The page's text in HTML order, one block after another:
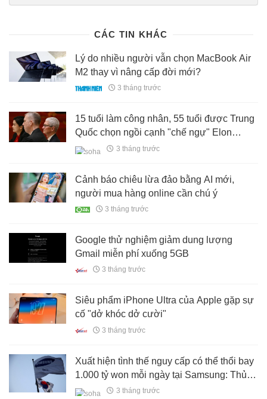
CÁC TIN KHÁC
Lý do nhiều người vẫn chọn MacBook Air
M2 thay vì nâng cấp đời mới?
3 tháng trước
15 tuổi làm công nhân, 55 tuổi được Trung
Quốc chọn ngồi cạnh "chế ngự" Elon
Musk: Chu Quần Phi, bà là ai?
3 tháng trước
Cảnh báo chiêu lừa đảo bằng AI mới,
người mua hàng online cần chú ý
3 tháng trước
Google thử nghiệm giảm dung lượng
Gmail miễn phí xuống 5GB
3 tháng trước
Siêu phẩm iPhone Ultra của Apple gặp sự
cố "dở khóc dở cười"
3 tháng trước
Xuất hiện tình thế nguy cấp có thể thổi bay
1.000 tỷ won mỗi ngày tại Samsung: Thủ
tướng Hàn Quốc họp khẩn cùng loạt bộ
3 tháng trước